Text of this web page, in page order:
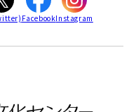
FacebookInstagram